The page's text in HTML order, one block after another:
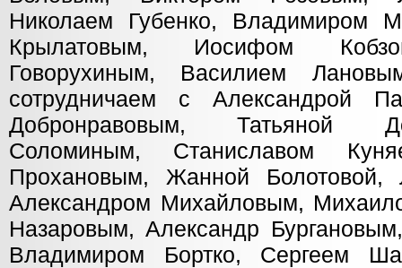
Николаем Губенко, Владимиром
Крылатовым, Иосифом
Говорухиным, Василием
сотрудничаем с Александрой
Добронравовым, Татьяной
Соломиным, Станиславом
Прохановым, Жанной Болотовой,
Александром Михайловым,
Назаровым, Александр
Владимиром Бортко, Сергеем